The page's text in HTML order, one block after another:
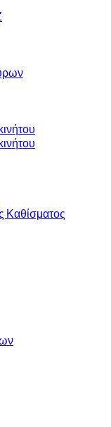
Καθίσματος